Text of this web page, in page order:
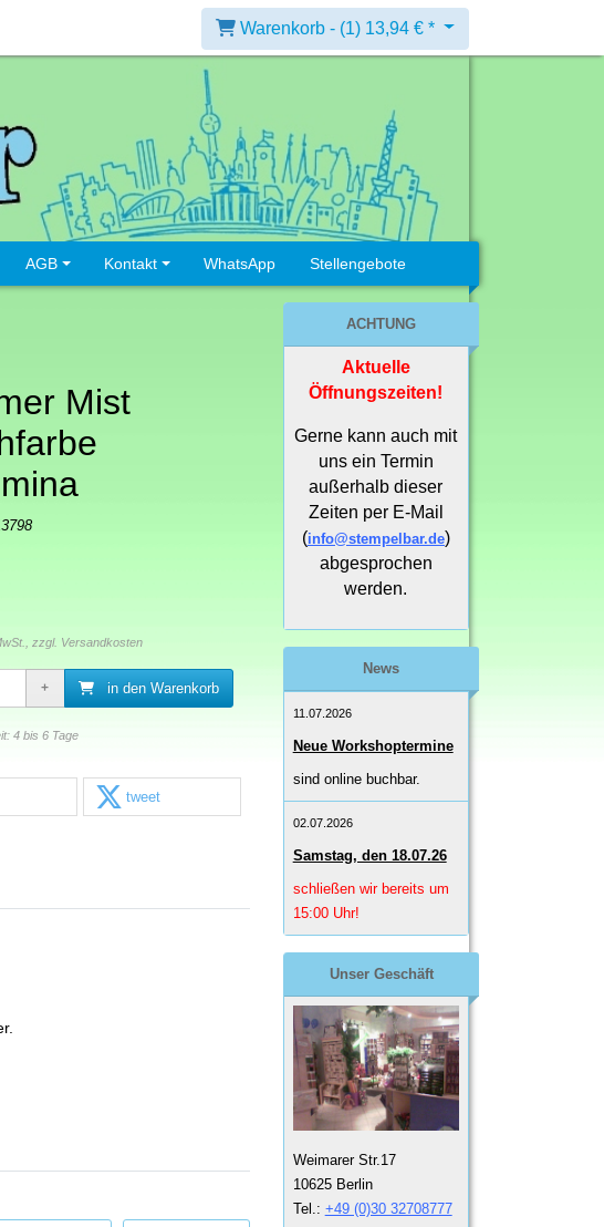
Warenkorb - (1) 13,94 € *
AGB Kontakt WhatsApp Stellengebote
Mist
zzgl. Versandkosten
in den Warenkorb
4 bis 6 Tage
tweet
ACHTUNG
Aktuelle
Öffnungszeiten!
Gerne kann auch mit
uns ein Termin
außerhalb dieser
Zeiten per E-Mail
(info@stempelbar.de)
abgesprochen
werden.
News
11.07.2026
Neue Workshoptermine
sind online buchbar.
02.07.2026
Samstag, den 18.07.26
schließen wir bereits um
15:00 Uhr!
Unser Geschäft
Weimarer Str.17
10625 Berlin
Tel.: +49 (0)30 32708777